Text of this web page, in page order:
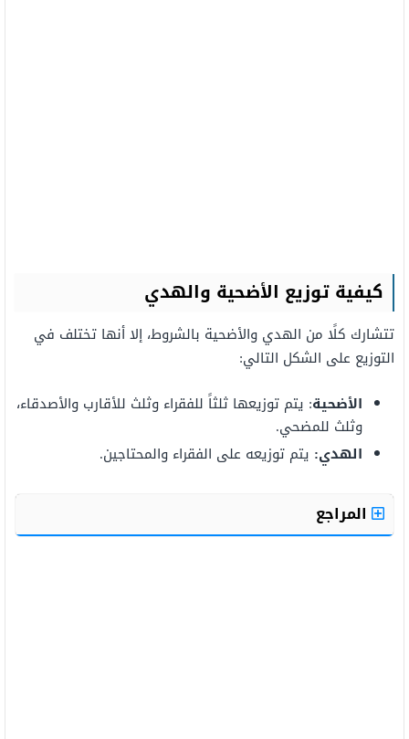
كيفية توزيع الأضحية والهدي
تتشارك كلًا من الهدي والأضحية بالشروط، إلا أنها تختلف في
التوزيع على الشكل التالي:
الأضحية: يتم توزيعها ثلثاً للفقراء وثلث للأقارب والأصدقاء،
وثلث للمضحي.
الهدي: يتم توزيعه على الفقراء والمحتاجين.
المراجع